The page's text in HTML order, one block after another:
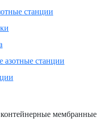
станции
азотные станции
мембранные